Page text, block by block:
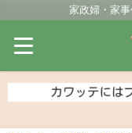
家政婦・家